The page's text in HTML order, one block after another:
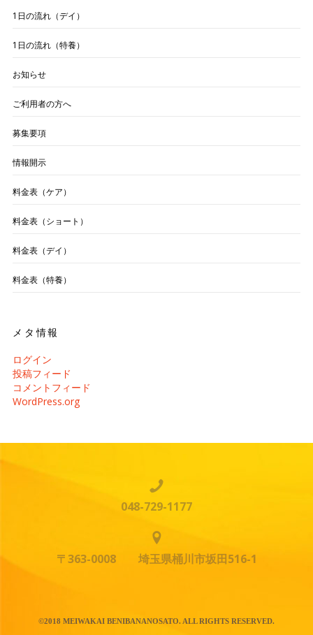
1日の流れ（デイ）
1日の流れ（特養）
お知らせ
ご利用者の方へ
募集要項
情報開示
料金表（ケア）
料金表（ショート）
料金表（デイ）
料金表（特養）
メタ情報
ログイン
投稿フィード
コメントフィード
WordPress.org
048-729-1177
〒363-0008 埼玉県桶川市坂田516-1
©2018 MEIWAKAI BENIBANANOSATO. ALL RIGHTS RESERVED.